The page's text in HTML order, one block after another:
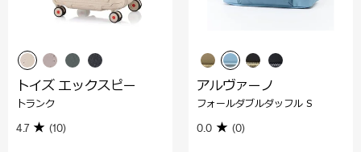
トイズ エックスピー
トランク
4.7 (10)
アルヴァーノ
フォールダブルダッフル S
0.0 (0)